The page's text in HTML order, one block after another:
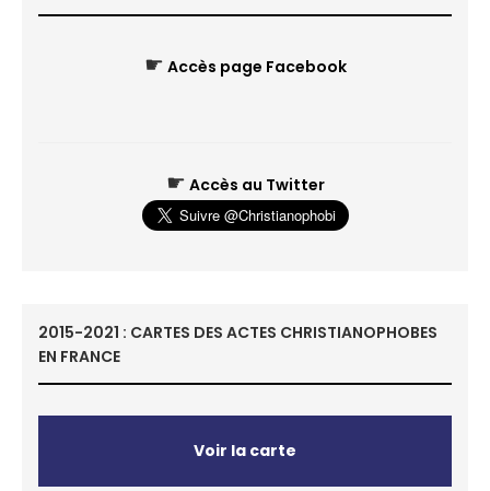
☛ Accès page Facebook
☛ Accès au Twitter
2015-2021 : CARTES DES ACTES CHRISTIANOPHOBES
EN FRANCE
Voir la carte